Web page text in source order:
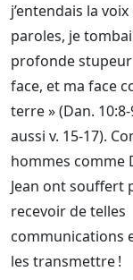
j’entendais la voix
paroles, je
profonde
face, et ma face
terre » (Dan.
aussi v. 15-17).
hommes comme
Jean ont souffert
recevoir de telles
communications
les transmettre !